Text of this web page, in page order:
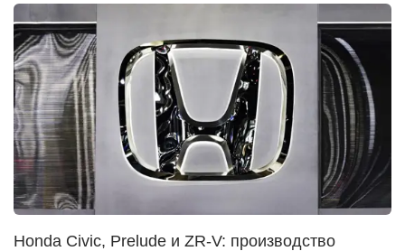
Honda Civic, Prelude и ZR-V: производство